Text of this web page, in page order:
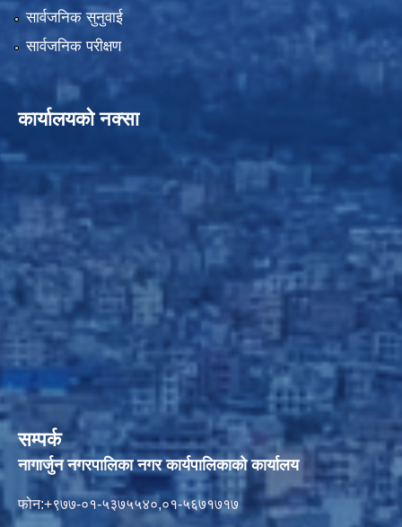
सार्वजनिक सुनुवाई
सार्वजनिक परीक्षण
कार्यालयको नक्सा
सम्पर्क
नागार्जुन नगरपालिका नगर कार्यपालिकाको कार्यालय
फोन:+९७७-०१-५३७५५४०,०१-५६७१७१७